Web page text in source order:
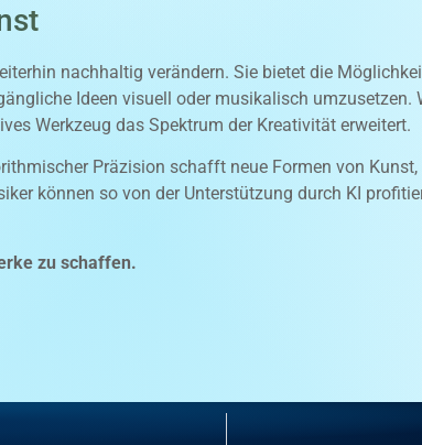
nachhaltig verändern. Sie bietet die
Ideen visuell oder musikalisch umzusetzen.
Werkzeug das Spektrum der Kreativität erweitert.
Präzision schafft neue Formen von
können so von der Unterstützung durch KI
zu schaffen.